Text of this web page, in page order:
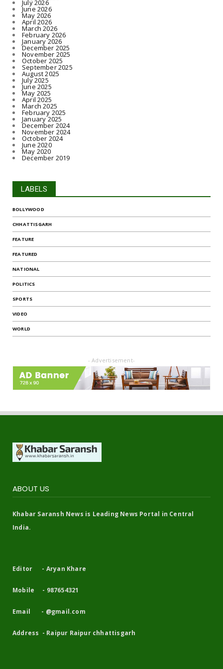
July 2026
June 2026
May 2026
April 2026
March 2026
February 2026
January 2026
December 2025
November 2025
October 2025
September 2025
August 2025
July 2025
June 2025
May 2025
April 2025
March 2025
February 2025
January 2025
December 2024
November 2024
October 2024
June 2020
May 2020
December 2019
LABELS
BOLLYWOOD
CHHATTISGARH
FEATURE
FEATURED
NATIONAL
POLITICS
SPORTS
VIDEO
WORLD
- Advertisement-
ABOUT US
Khabar Saransh News is Leading News Portal in Central
India.
Editor - Aryan Khare
Mobile - 987654321
Email - @gmail.com
Address - Raipur Raipur chhattisgarh